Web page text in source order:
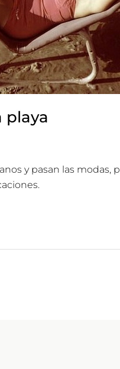
playa
y pasan las